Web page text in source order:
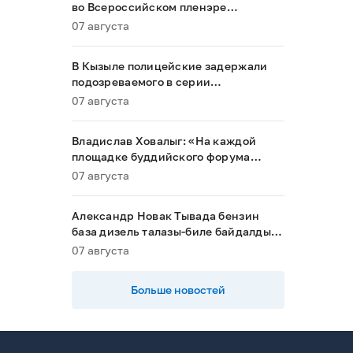
во Всероссийском пленэре
акварелистов в Ханты-Мансийске
07 августа
В Кызыле полицейские задержали
подозреваемого в серии
мошенничеств
07 августа
Владислав Ховалыг: «На каждой
площадке буддийского форума
будет обеспечен строгий контроль
07 августа
Александр Новак Тывада бензин
база дизель талазы-биле байдалды
хыналдада алган
07 августа
Больше новостей